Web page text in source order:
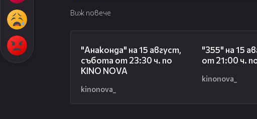
Виж повече
"Анаконда" на 15 август,
събота от 23:30 ч. по
KINO NOVA
kinonova_
"355" на 15
от 21:00 ч.
kinonova_